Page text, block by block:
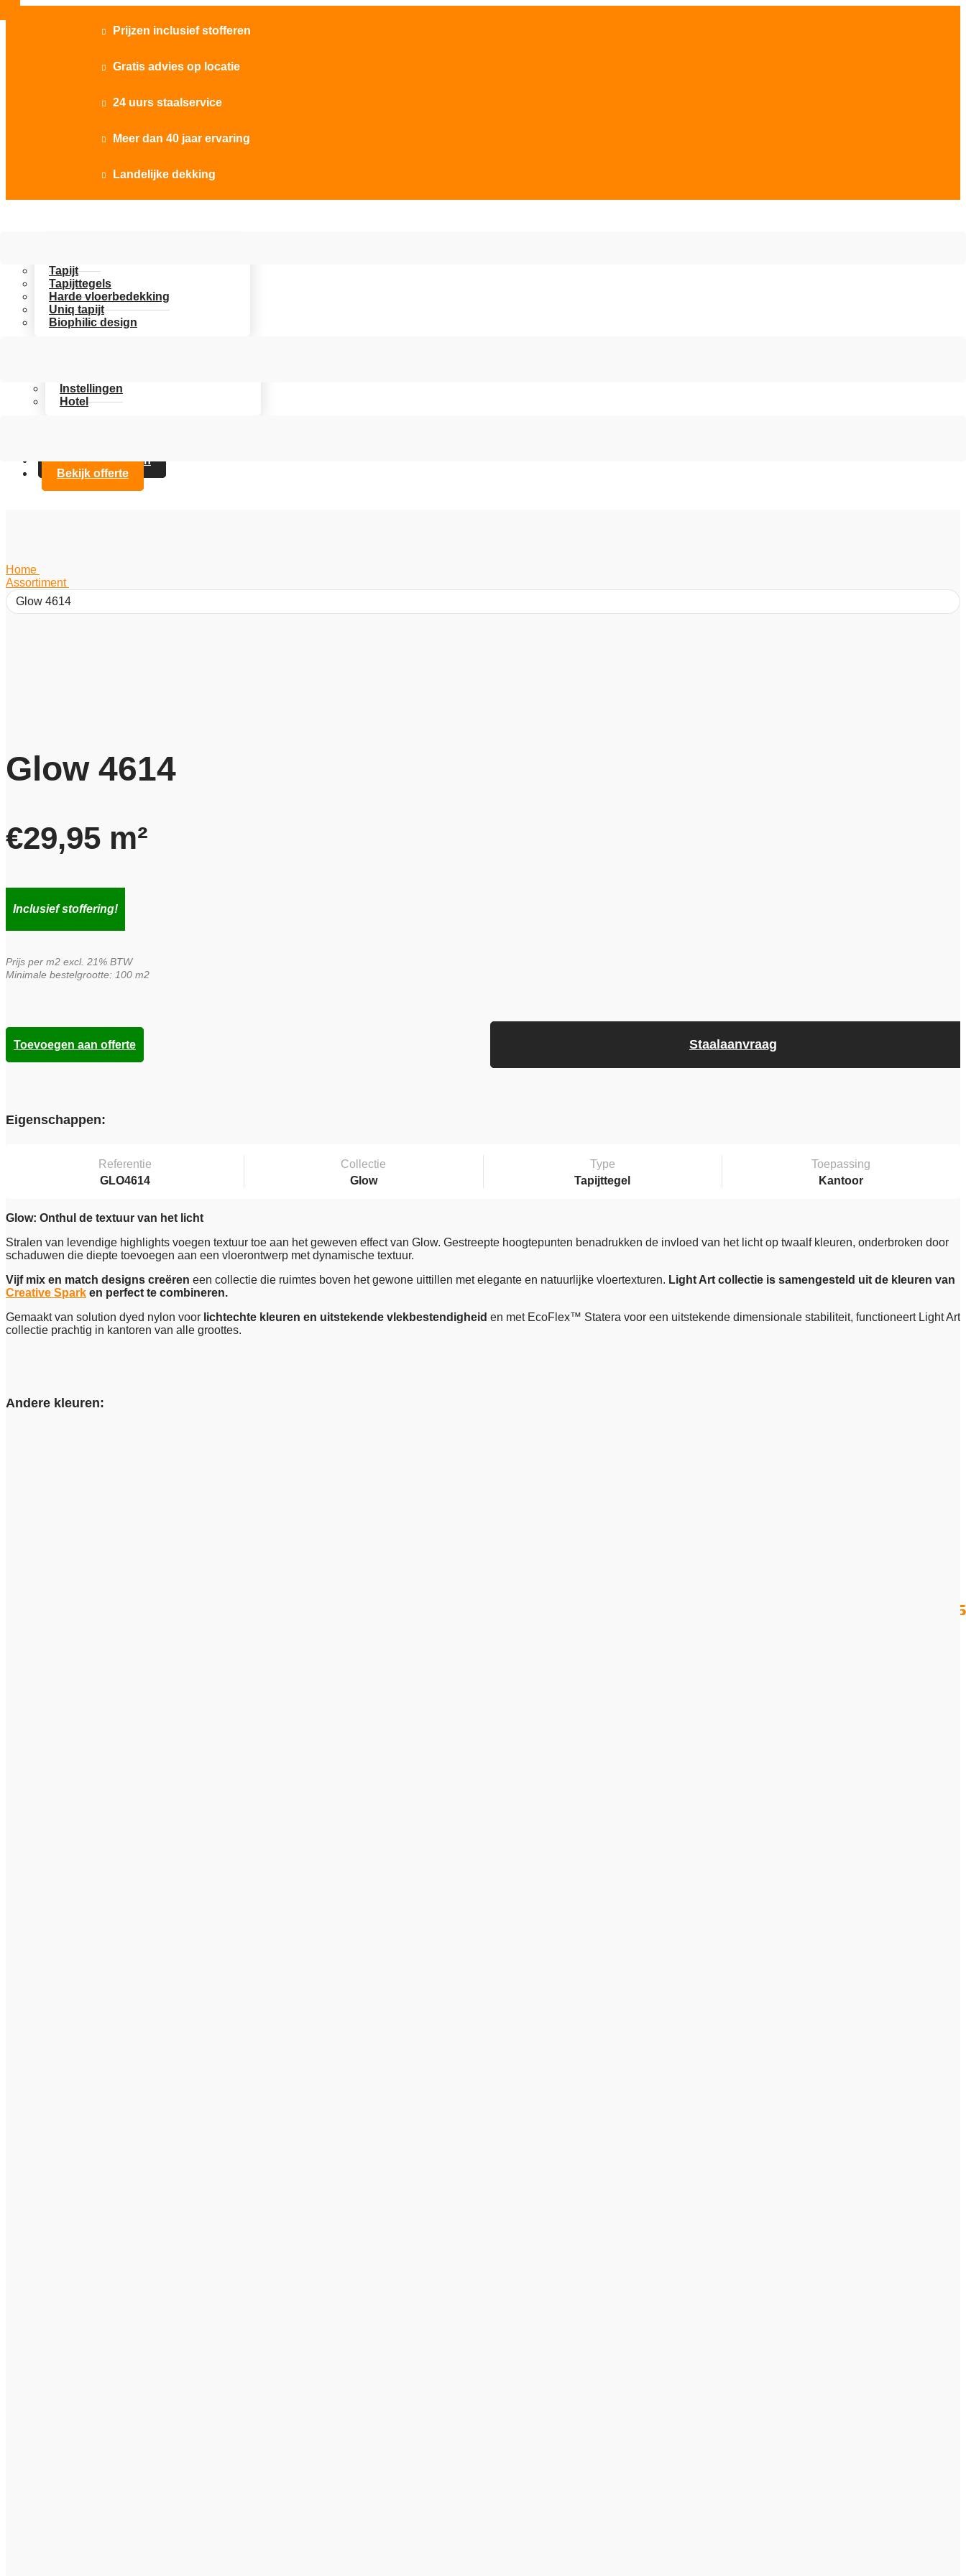
 Prijzen inclusief stofferen
 Gratis advies op locatie
 24 uurs staalservice
 Meer dan 40 jaar ervaring
 Landelijke dekking
Tapijt
Tapijttegels
Harde vloerbedekking
Uniq tapijt
Biophilic design
Instellingen
Hotel
Contact opnemen
Bekijk offerte
Home
Assortiment
Glow 4614
Glow 4614
€29,95 m²
Inclusief stoffering!
Prijs per m2 excl. 21% BTW
Minimale bestelgrootte: 100 m2
Staalaanvraag
Toevoegen aan offerte
Eigenschappen:
Referentie
GLO4614
Collectie
Glow
Type
Tapijttegel
Toepassing
Kantoor
Glow: Onthul de textuur van het licht
Stralen van levendige highlights voegen textuur toe aan het geweven effect van Glow. Gestreepte hoogtepunten benadrukken de invloed van het licht op twaalf kleuren, onderbroken door
schaduwen die diepte toevoegen aan een vloerontwerp met dynamische textuur.
Vijf mix en match designs creëren een collectie die ruimtes boven het gewone uittillen met elegante en natuurlijke vloertexturen. Light Art collectie is samengesteld uit de kleuren van
Creative Spark en perfect te combineren.
Gemaakt van solution dyed nylon voor lichtechte kleuren en uitstekende vlekbestendigheid en met EcoFlex™ Statera voor een uitstekende dimensionale stabiliteit, functioneert Light Art
collectie prachtig in kantoren van alle groottes.
Andere kleuren: